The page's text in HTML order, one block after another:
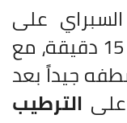
على
الشعر قبل السباحة بـ10 إلى 15 دقيقة، مع
جيداً بعد
الترطيب